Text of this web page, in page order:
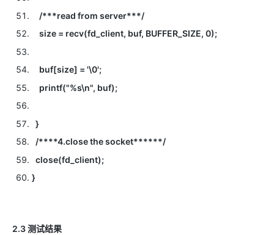
/***read from server***/
size = recv(fd_client, buf, BUFFER_SIZE, 0);
buf[size] = '\0';
printf("%s\n", buf);
}
/****4.close the socket******/
close(fd_client);
}
2.3 测试结果